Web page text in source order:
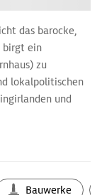
das barocke,
birgt ein
zu
lokalpolitischen
und
Bauwerke